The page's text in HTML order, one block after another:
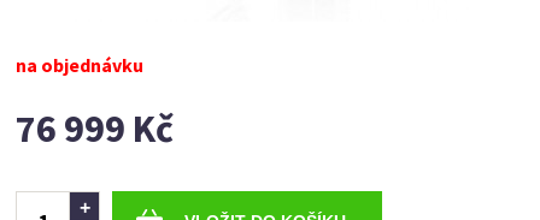
na objednávku
76 999 Kč
+